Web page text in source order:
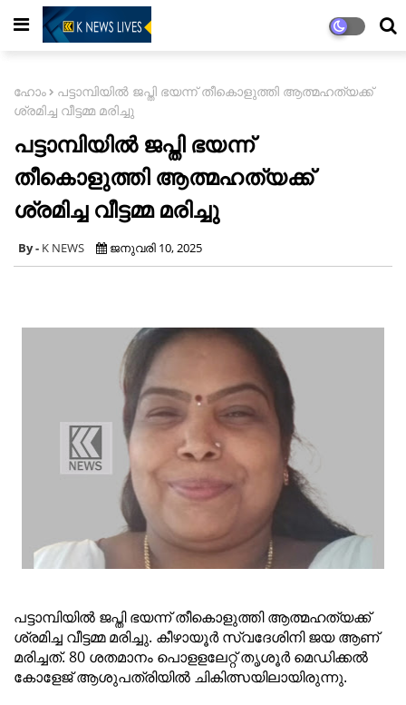
ഹോം
പട്ടാമ്പിയിൽ ജപ്തി ഭയന്ന് തീകൊളുത്തി ആത്മഹത്യക്ക്
ശ്രമിച്ച വീട്ടമ്മ മരിച്ചു
പട്ടാമ്പിയിൽ ജപ്തി ഭയന്ന്
തീകൊളുത്തി ആത്മഹത്യക്ക്
ശ്രമിച്ച വീട്ടമ്മ മരിച്ചു
K NEWS ജനുവരി 10, 2025
പട്ടാമ്പിയിൽ ജപ്തി ഭയന്ന് തീകൊളുത്തി ആത്മഹത്യക്ക്
ശ്രമിച്ച വീട്ടമ്മ മരിച്ചു. കീഴായൂർ സ്വദേശിനി ജയ ആണ്
മരിച്ചത്. 80 ശതമാനം പൊളളലേറ്റ് തൃശൂർ മെഡിക്കൽ
കോളേജ് ആശുപത്രിയിൽ ചികിത്സയിലായിരുന്നു.